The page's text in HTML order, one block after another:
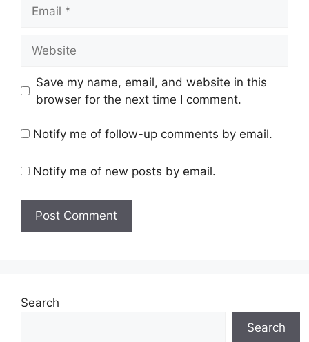
Save my name, email, and website in this
browser for the next time I comment.
Notify me of follow-up comments by email.
Notify me of new posts by email.
Search
Search